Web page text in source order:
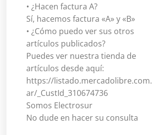
• ¿Hacen factura A?
Sí, hacemos factura «A» y «B»
• ¿Cómo puedo ver sus otros
artículos publicados?
Puedes ver nuestra tienda de
artículos desde aquí:
https://listado.mercadolibre.com.
ar/_CustId_310674736
Somos Electrosur
No dude en hacer su consulta